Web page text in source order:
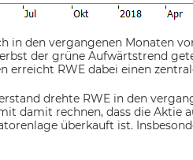
in den vergangenen Monaten
der grüne Aufwärtstrend
erreicht RWE dabei einen
drehte RWE in den
damit rechnen, dass die Aktie
überkauft ist.